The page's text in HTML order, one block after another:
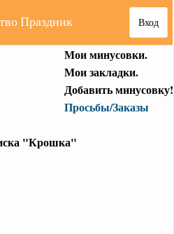
Вход
Праздник
Мои минусовки.
Мои закладки.
Добавить минусовку!
Просьбы/Заказы
"Крошка"